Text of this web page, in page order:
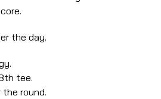
the day.
tee.
round.